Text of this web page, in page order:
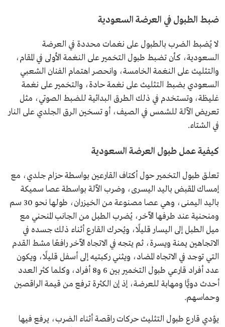
ضبط الطبول في العرضة السعودية
لا يُضبط الضرب بالطبول على نغمات محددة في العرضة
السعودية، كأن تضبط طبول التخمير على النغمة الأولى في المقام،
والتثليث على النغمة الخامسة، وانحصر اهتمام الفنان الشعبي
السعودي بضبط التثليث على نغمة حادة، والتخمير على نغمة
غليظة، وتستخدم في ذلك الطرق البدائية للضبط الصوتي، مثل
تعريض الآلة للشمس في الصيف، أو تسخين الرق الجلدي على النار
في الشتاء.
كيفية عمل طبول العرضة السعودية
تعلق طبول التخمير حول أكتاف القارعين بواسطة حزام جلدي، مع
إمساك المقبض باليد اليسرى، وضرب الآلة بواسطة عصا سميكة
باليد اليمنى، وهي عصا مصنوعة من الخيزران، طولها نحو 30 سم
ومنحنية عند طرفها الآخر، يُضرب الطبل من الجانب المنحني مع
ميل الطبل إلى اليسار قليلًا، ويُحرك القارع أثناء ذلك جسده في
الاتجاهين يمنة ويسرة، ثم يتجه في الاتجاه الآخر رافعًا مشط القدم
التي توجد في الاتجاه المضاد، ويثني ركبتيه إلى أسفل قليلًا، ويكون
عدد أفراد قارعي طبول التخمير بين 6 و8 أفراد، وكلما كثر العدد
أحدث دويًّا ومهابة للعرضة، إذ إن الكثرة ترفع من قيمة الراقصين
وحماسهم.
يؤدي قارع طبول التثليث حركات راقصة أثناء الضرب، يرفع فيها